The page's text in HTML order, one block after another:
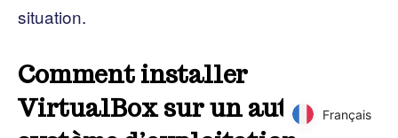
situation.
Comment installer
VirtualBox sur un autre
Français
Français